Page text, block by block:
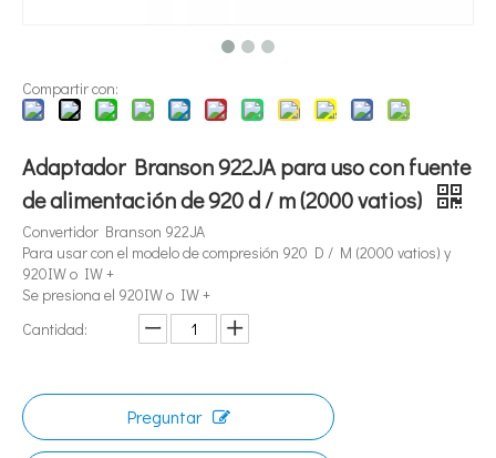
¿Qué es la tecnología de extracción de té ultrasónica?
Compartir con:
Adaptador Branson 922JA para uso con fuente
de alimentación de 920 d / m (2000 vatios)
Convertidor Branson 922JA
Para usar con el modelo de compresión 920 D / M (2000 vatios) y
920IW o IW +
Se presiona el 920IW o IW +
Cantidad:
Preguntar